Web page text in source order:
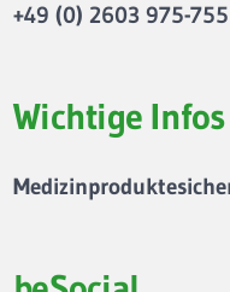
+49 (0) 2603 975-755
Wichtige Infos